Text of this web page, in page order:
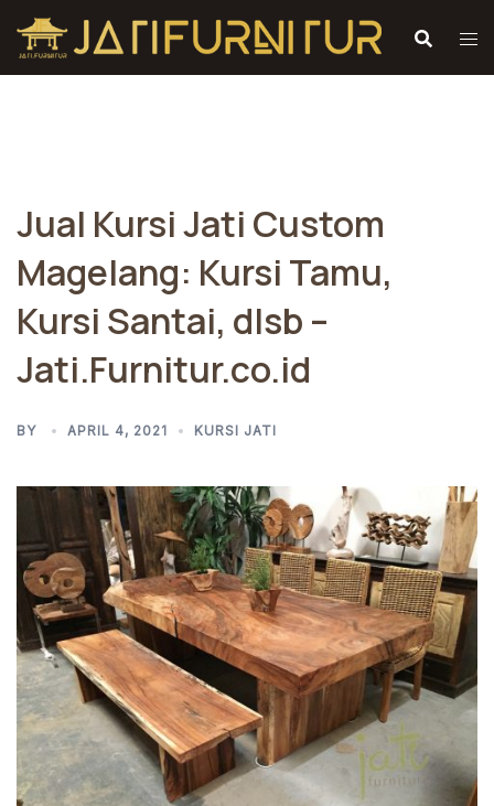
Skip
content
Jual Kursi Jati Custom
Magelang: Kursi Tamu,
Kursi Santai, dlsb –
Jati.Furnitur.co.id
BY APRIL 4, 2021 KURSI JATI